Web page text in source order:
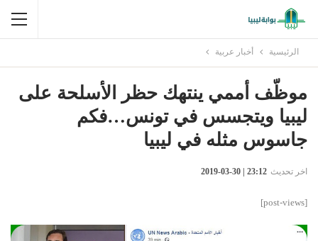
الرئيسية أخبار عربية
موظّف أممي ينتهك حظر الأسلحة على
ليبيا ويتجسس في تونس…فكم
جاسوس مثله في ليبيا
اخر تحديث 23:12 | 30-03-2019
[post-views]